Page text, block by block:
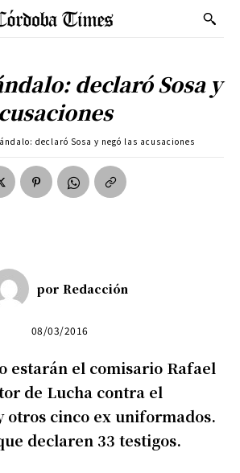
declaró Sosa y
declaró Sosa y negó las acusaciones
por Redacción
08/03/2016
estarán el comisario Rafael
de Lucha contra el
otros cinco ex uniformados.
declaren 33 testigos.